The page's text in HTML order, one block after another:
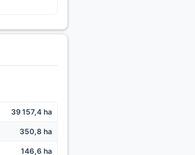
39 157,4 ha
350,8 ha
146,6 ha